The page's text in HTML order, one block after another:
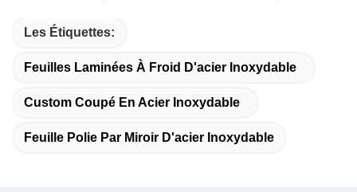
Les Étiquettes:
Feuilles Laminées À Froid D'acier Inoxydable
Custom Coupé En Acier Inoxydable
Feuille Polie Par Miroir D'acier Inoxydable